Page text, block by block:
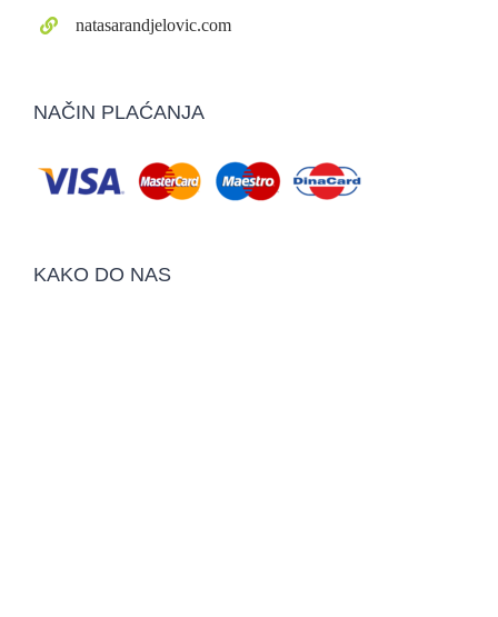
natasarandjelovic.com
NAČIN PLAĆANJA
KAKO DO NAS